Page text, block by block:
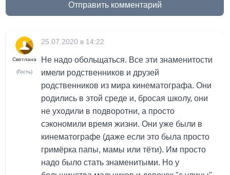
Отправить комментарий
Светлана
(Гость)
25.07.2020 в 14:22
Не надо обольщаться. Все эти знаменитости
имели родственников и друзей
родственников из мира кинематографа. Они
родились в этой среде и, бросая школу, они
не уходили в подворотни, а просто
сэкономили время жизни. Они уже были в
кинематографе (даже если это была просто
гримёрка папы, мамы или тёти). Им просто
надо было стать знаменитыми. Но у